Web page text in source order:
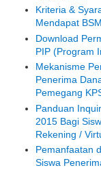
Kriteria &
Mendapat
Download
PIP (Program
Mekanisme
Penerima
Pemegang
Panduan
2015 Bagi
Rekening /
Pemanfaatan
Siswa